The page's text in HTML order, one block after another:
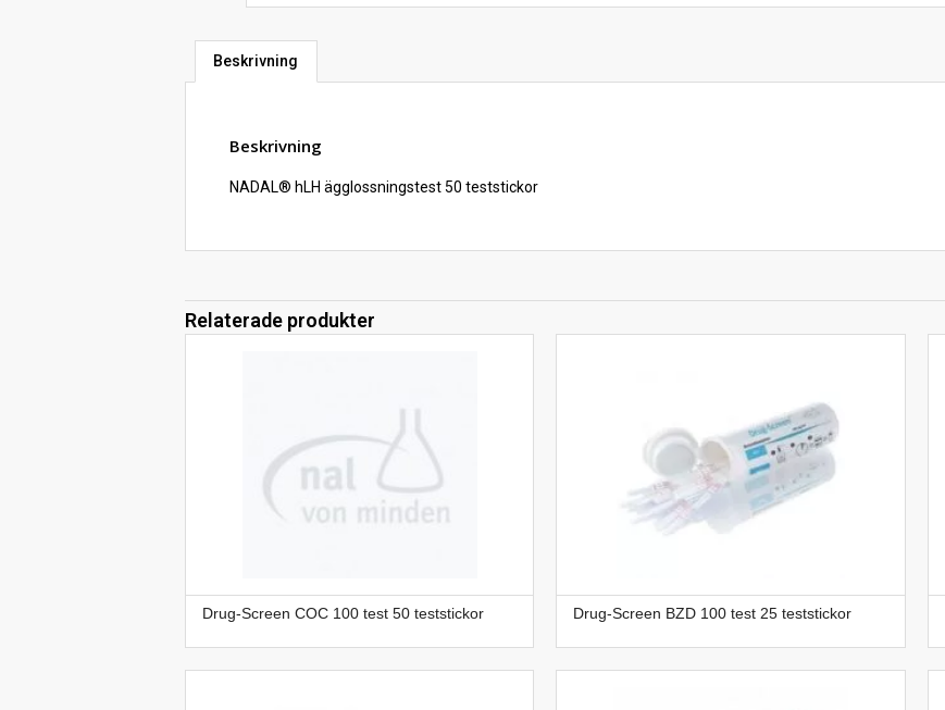
Beskrivning
Beskrivning
NADAL® hLH ägglossningstest 50 teststickor
Relaterade produkter
Drug-Screen COC 100 test 50 teststickor Drug-Screen BZD 100 test 25 teststickor